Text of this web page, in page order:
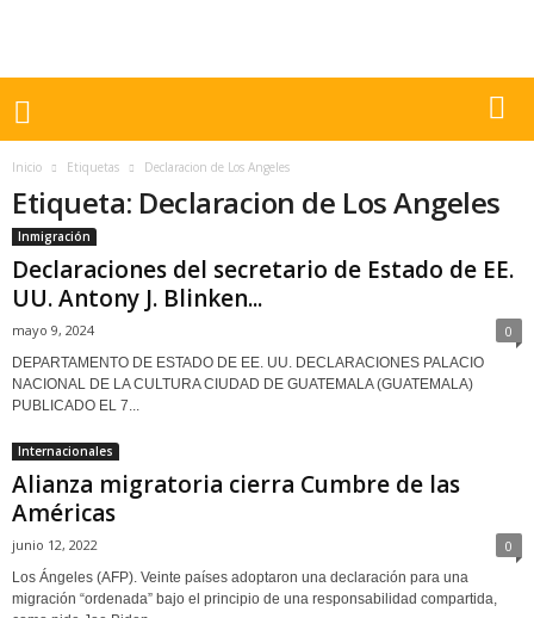
Inicio Etiquetas Declaracion de Los Angeles
Etiqueta: Declaracion de Los Angeles
Inmigración
Declaraciones del secretario de Estado de EE.
UU. Antony J. Blinken...
mayo 9, 2024 0
DEPARTAMENTO DE ESTADO DE EE. UU. DECLARACIONES PALACIO
NACIONAL DE LA CULTURA CIUDAD DE GUATEMALA (GUATEMALA)
PUBLICADO EL 7...
Internacionales
Alianza migratoria cierra Cumbre de las
Américas
junio 12, 2022 0
Los Ángeles (AFP). Veinte países adoptaron una declaración para una
migración “ordenada” bajo el principio de una responsabilidad compartida,